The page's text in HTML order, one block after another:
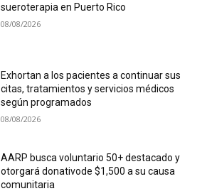
sueroterapia en Puerto Rico
08/08/2026
Exhortan a los pacientes a continuar sus
citas, tratamientos y servicios médicos
según programados
08/08/2026
AARP busca voluntario 50+ destacado y
otorgará donativode $1,500 a su causa
comunitaria